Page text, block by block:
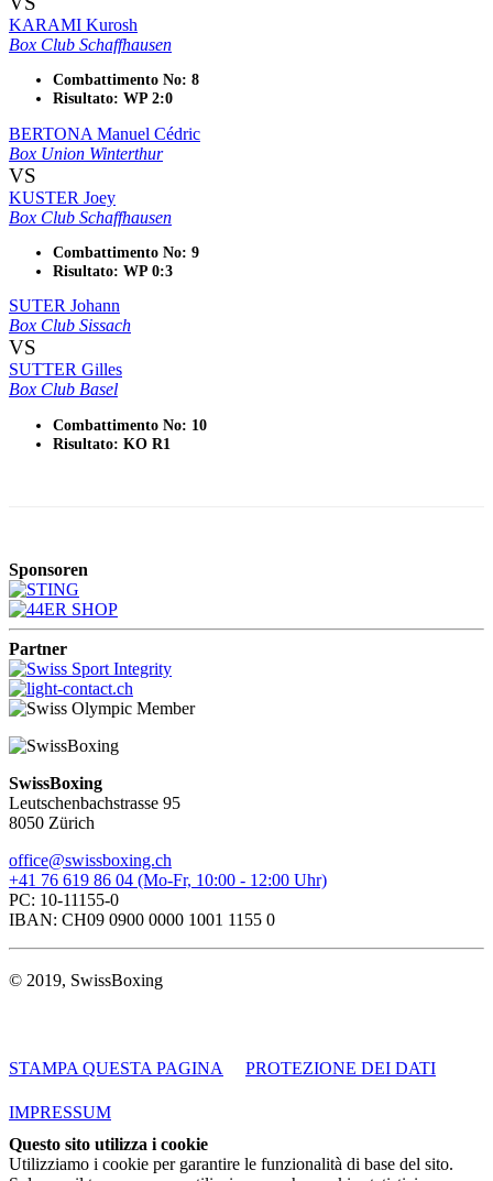
KARAMI Kurosh
Box Club Schaffhausen
Combattimento No: 8
Risultato: WP 2:0
BERTONA Manuel Cédric
Box Union Winterthur
VS
KUSTER Joey
Box Club Schaffhausen
Combattimento No: 9
Risultato: WP 0:3
SUTER Johann
Box Club Sissach
VS
SUTTER Gilles
Box Club Basel
Combattimento No: 10
Risultato: KO R1
Sponsoren
Partner
SwissBoxing
Leutschenbachstrasse 95
8050 Zürich
office@swissboxing.ch
+41 76 619 86 04 (Mo-Fr, 10:00 - 12:00 Uhr)
PC: 10-11155-0
IBAN: CH09 0900 0000 1001 1155 0
© 2019, SwissBoxing
STAMPA QUESTA PAGINA PROTEZIONE DEI DATI
IMPRESSUM
Questo sito utilizza i cookie
Utilizziamo i cookie per garantire le funzionalità di base del sito.